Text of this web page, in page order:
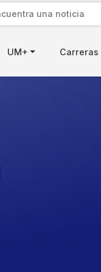
UM+ Carreras